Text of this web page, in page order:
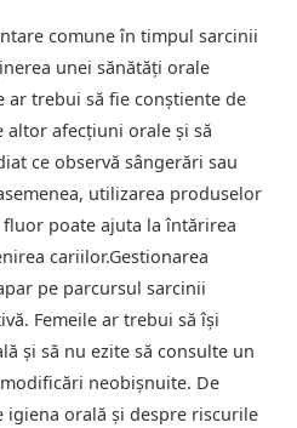
comune în timpul sarcinii
unei sănătăți orale
ar trebui să fie conștiente de
afecțiuni orale și să
ce observă sângerări sau
utilizarea produselor
poate ajuta la întărirea
cariilor.Gestionarea
pe parcursul sarcinii
Femeile ar trebui să își
și să nu ezite să consulte un
neobișnuite. De
igiena orală și despre riscurile